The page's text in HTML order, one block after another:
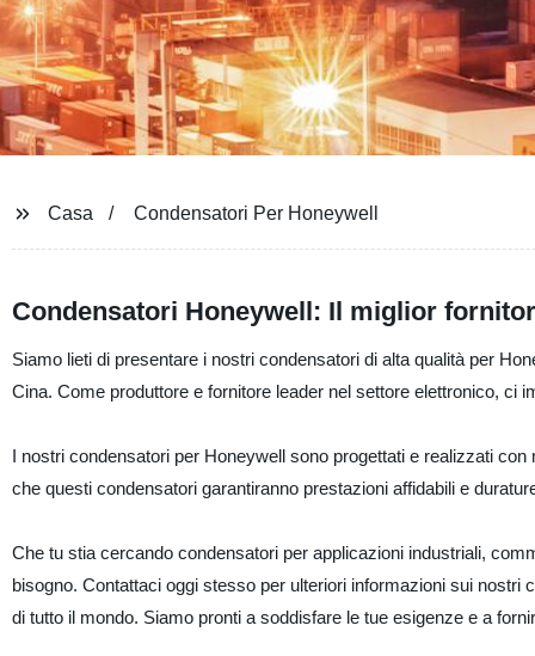
Casa Condensatori Per Honeywell
Condensatori Honeywell: Il miglior
Siamo lieti di presentare i nostri condensatori di alta qualità per
Cina. Come produttore e fornitore leader nel settore elettronico, ci
I nostri condensatori per Honeywell sono progettati e realizzati
che questi condensatori garantiranno prestazioni affidabili e
Che tu stia cercando condensatori per applicazioni industriali,
bisogno. Contattaci oggi stesso per ulteriori informazioni sui
di tutto il mondo. Siamo pronti a soddisfare le tue esigenze e a